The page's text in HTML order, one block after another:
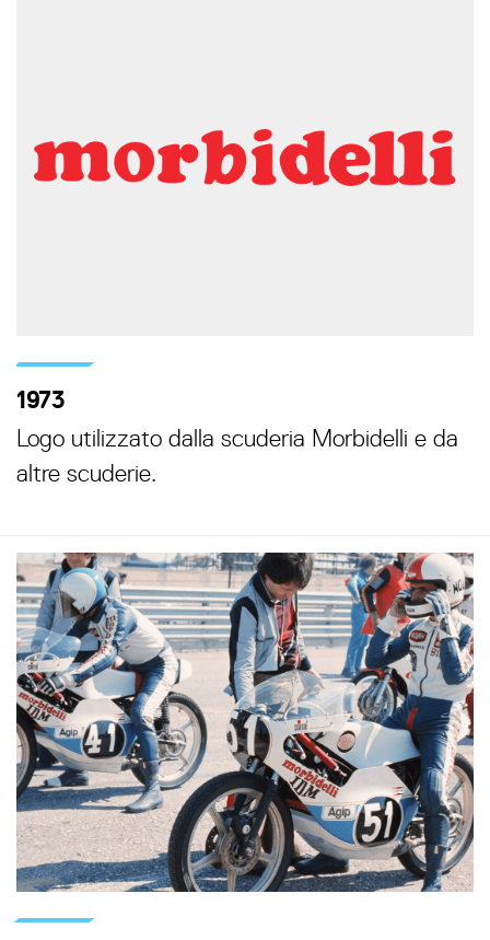
1973
Logo utilizzato dalla scuderia Morbidelli e da
altre scuderie.